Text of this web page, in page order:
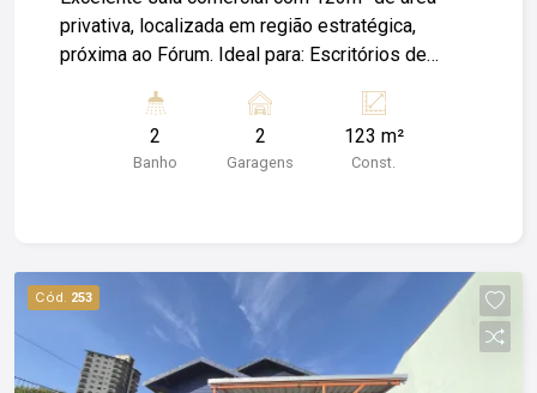
privativa, localizada em região estratégica,
próxima ao Fórum. Ideal para: Escritórios de
de serviços Profissionais liberais Ambiente
amplo, com ótima distribuição interna, permitindo
adaptação conforme a necessidade do seu
responsável pelo pagamento de Condomínio;
Luz; IPTU e Seguro Incêndio. Entre em contato
para mais informações e agende uma visita.
2
Banho
2
Garagens
123 m²
Const.
Cód. 253